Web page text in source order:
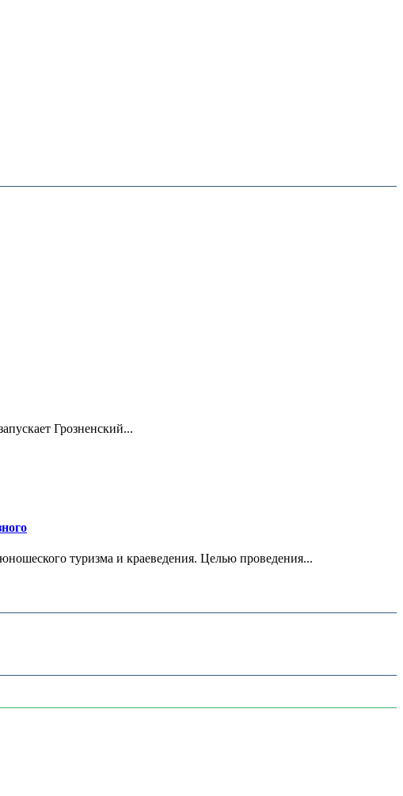
Грозненский...
туризма и краеведения. Целью проведения...